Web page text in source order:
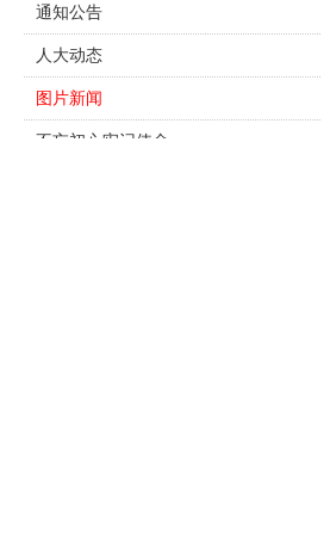
通知公告
人大动态
图片新闻
不忘初心牢记使命